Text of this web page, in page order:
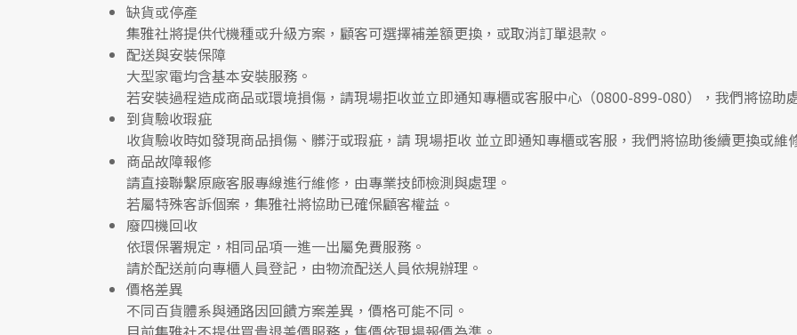
缺貨或停產
集雅社將提供代機種或升級方案 ，顧客可選擇補差額更換，或取消訂單退款。
配送與安裝保障
大型家電均含基本安裝服務。
若安裝過程造成商品或環境損傷，請現場拒收並立即通知專櫃或客服中心 （0800-899-080），我們將協助
到貨驗收瑕疵
收貨驗收時如發現商品損傷、髒汙或瑕疵 ，請 現場拒收 並立即通知專櫃或客服，我們將協助後續更換或維
商品故障報修
請直接聯繫原廠客服專線進行維修，由專業技師檢測與處理。
若屬特殊客訴個案，集雅社將協助已確保顧客權益。
廢四機回收
依環保署規定，相同品項一進一出屬免費服務。
請於配送前向專櫃人員登記，由物流配送人員依規辦理。
價格差異
不同百貨體系與通路因回饋方案差異，價格可能不同。